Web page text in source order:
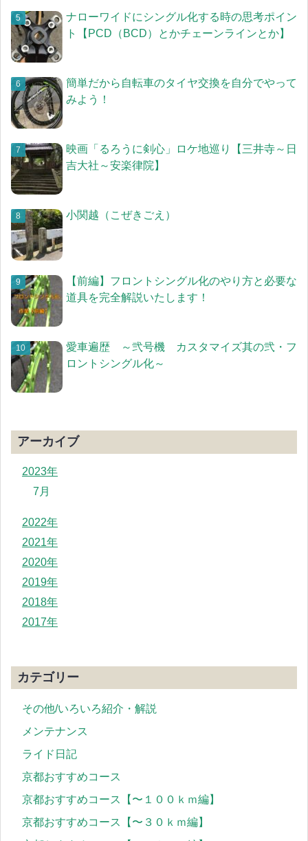
ナローワイドにシングル化する時の思考ポイン
ト【PCD（BCD）とかチェーンラインとか】
簡単だから自転車のタイヤ交換を自分でやって
みよう！
映画「るろうに剣心」ロケ地巡り【三井寺～日
吉大社～安楽律院】
小関越（こぜきごえ）
【前編】フロントシングル化のやり方と必要な
道具を完全解説いたします！
愛車遍歴 ～弐号機 カスタマイズ其の弐・フ
ロントシングル化～
アーカイブ
2023年
7月
2022年
2021年
2020年
2019年
2018年
2017年
カテゴリー
その他/いろいろ紹介・解説
メンテナンス
ライド日記
京都おすすめコース
京都おすすめコース【〜１００ｋｍ編】
京都おすすめコース【〜３０ｋｍ編】